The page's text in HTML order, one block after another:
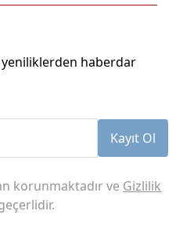
haberdar
Kayıt Ol
korunmaktadır ve Gizlilik